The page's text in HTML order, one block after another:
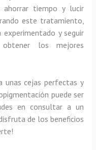
ahorrar tiempo y lucir
este tratamiento,
y seguir
los mejores
unas cejas perfectas y
puede ser
en consultar a un
de los beneficios